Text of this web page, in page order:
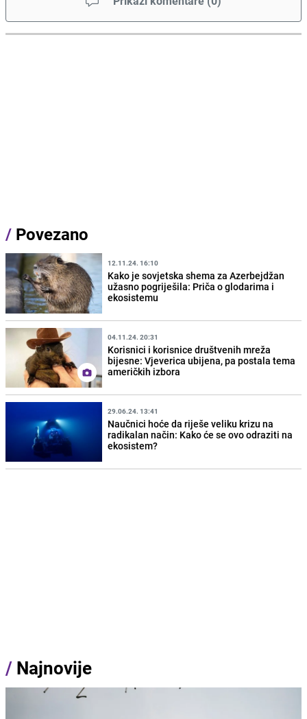
/ Povezano
12.11.24. 16:10
Kako je sovjetska shema za Azerbejdžan
užasno pogriješila: Priča o glodarima i
ekosistemu
04.11.24. 20:31
Korisnici i korisnice društvenih mreža
bijesne: Vjeverica ubijena, pa postala tema
američkih izbora
29.06.24. 13:41
Naučnici hoće da riješe veliku krizu na
radikalan način: Kako će se ovo odraziti na
ekosistem?
/ Najnovije